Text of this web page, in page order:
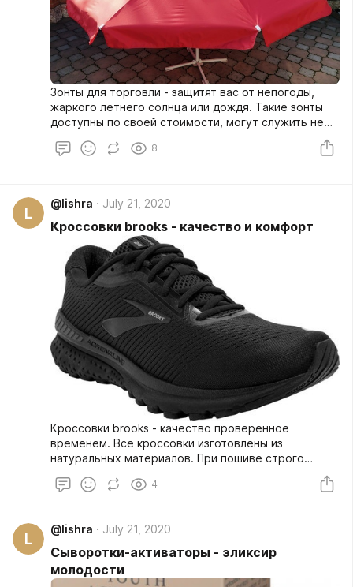
Зонты для торговли - защитят вас от непогоды,
жаркого летнего солнца или дождя. Такие зонты
доступны по своей стоимости, могут служить не
раскладываются и их легко транспортировать.
8
L
@lishra July 21, 2020
Кроссовки brooks - качество и комфорт
Кроссовки brooks - качество проверенное
временем. Все кроссовки изготовлены из
натуральных материалов. При пошиве строго
Поэтому, кроссовки будут служить верой и
потребностям.
4
L
@lishra July 21, 2020
Сыворотки-активаторы - эликсир
молодости